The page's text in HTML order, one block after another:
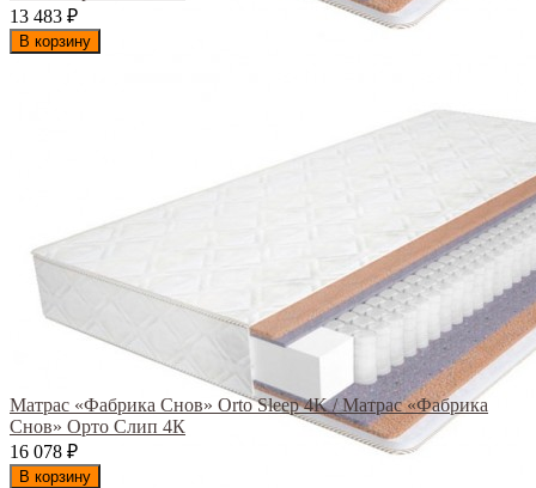
13 483 ₽
В корзину
Матрас «Фабрика Снов» Orto Sleep 4K / Матрас «Фабрика
Снов» Орто Слип 4К
16 078 ₽
В корзину